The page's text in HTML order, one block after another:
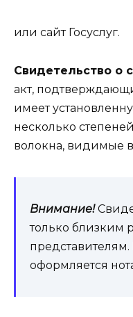
или сайт Госуслуг.
Свидетельство о
акт,
имеет
несколько
волокна, видимые в
Внимание!
только близким
оформляется